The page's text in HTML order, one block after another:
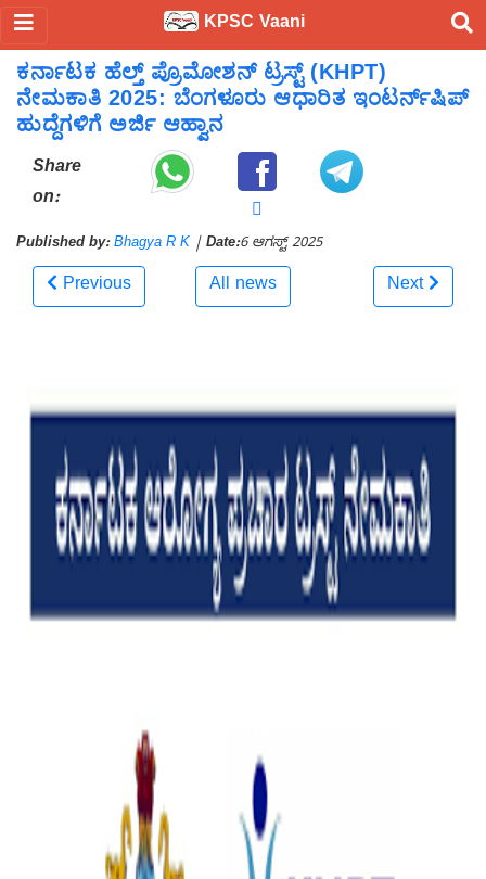
KPSC Vaani
ಕರ್ನಾಟಕ ಹೆಲ್ತ್ ಪ್ರೊಮೋಶನ್ ಟ್ರಸ್ಟ್ (KHPT)
ನೇಮಕಾತಿ 2025: ಬೆಂಗಳೂರು ಆಧಾರಿತ ಇಂಟರ್ನ್‌ಷಿಪ್
ಹುದ್ದೆಗಳಿಗೆ ಅರ್ಜಿ ಆಹ್ವಾನ
Share
on:
Published by: Bhagya R K | Date:6 ಆಗಸ್ಟ್ 2025
Previous All news Next